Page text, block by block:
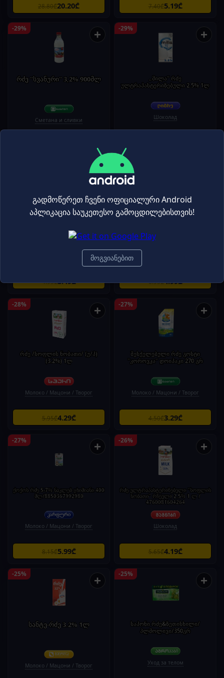
28.80₾20.20₾ 7.40₾5.19₾
-29% +
რძე "სვანური" 3,2% 900მლ
Сметана и сливки
-29% +
„მილა“ რძე
ულტრაპასტერიზებული 2.5% 1ლ
Шоколад
+
თაფლკვერი "ტკბილი ქვეყანა" რძეზე
4860006181839
4.95₾3.49₾
-28%
ლოკო მოკო რძე ვიტამინებით
Молоко / Мацони / Творог
6.95₾4.99₾
-28% +
რძე /სოფლის ნობათი/ (უ/პ)
(3.2%) 1ლ
Молоко / Мацони / Творог
5.95₾4.29₾
-27% +
შესქელებული რძე გოსტი
"კოროვკა" დოიპაკი 270 გრ
Молоко / Мацони / Творог
4.50₾3.29₾
-27% +
ქოქოს რძე 5-7% ნაკლებ ცხიმიანი 400
მლ/8850367992980
Молоко / Мацони / Творог
8.15₾5.99₾
-26% +
რძე ულტრაპასტერიზებული "სოფლის
ნობათი" რჩეული 2.5% 1 ლ /
4760081604264
Шоколад
5.65₾4.19₾
-25% +
სანტე-რძე 3.2% 1ლ
Молоко / Мацони / Творог
-25% +
საპონი რძე&ზეთისხილი/
პლმოლივი/350გრ
Уход за телом
გადმოწერეთ ჩვენი ოფიციალური Android
აპლიკაცია საუკეთესო გამოცდილებისთვის!
მოგვიანებით